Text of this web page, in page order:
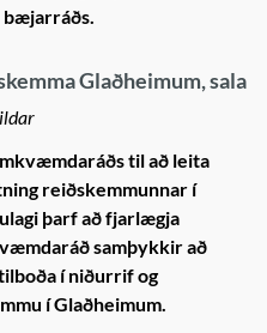
bæjarráðs.
Glaðheimum, sala
til að leita
reiðskemmunnar í
þarf að fjarlægja
samþykkir að
í niðurrif og
í Glaðheimum.